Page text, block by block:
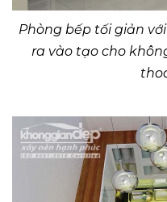
Phòng bếp tối giản
ra vào tạo cho